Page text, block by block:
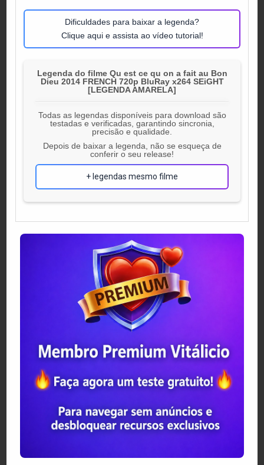
Dificuldades para baixar a legenda?
Clique aqui e assista ao vídeo tutorial!
Legenda do filme Qu est ce qu on a fait au Bon
Dieu 2014 FRENCH 720p BluRay x264 SEiGHT
[LEGENDA AMARELA]
Todas as legendas disponíveis para download são
testadas e verificadas, garantindo sincronia,
precisão e qualidade.
Depois de baixar a legenda, não se esqueça de
conferir o seu release!
+ legendas mesmo filme